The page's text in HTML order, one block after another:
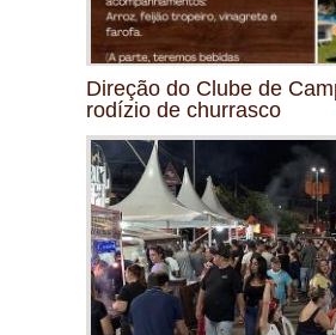
Direção do Clube de
rodízio de churrasco